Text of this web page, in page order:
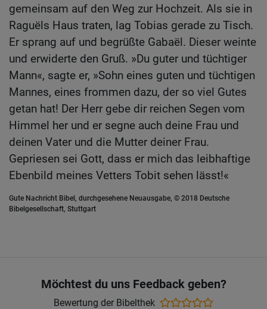
gemeinsam auf den Weg zur Hochzeit. Als sie in
Raguëls Haus traten, lag Tobias gerade zu Tisch.
Er sprang auf und begrüßte Gabaël. Dieser weinte
und erwiderte den Gruß. »Du guter und tüchtiger
Mann«, sagte er, »Sohn eines guten und tüchtigen
Mannes, eines frommen dazu, der so viel Gutes
getan hat! Der Herr gebe dir reichen Segen vom
Himmel her und er segne auch deine Frau und
deinen Vater und die Mutter deiner Frau.
Gepriesen sei Gott, dass er mich das leibhaftige
Ebenbild meines Vetters Tobit sehen lässt!«
Gute Nachricht Bibel, durchgesehene Neuausgabe, © 2018 Deutsche
Bibelgesellschaft, Stuttgart
Möchtest du uns Feedback geben?
Bewertung der Bibelthek